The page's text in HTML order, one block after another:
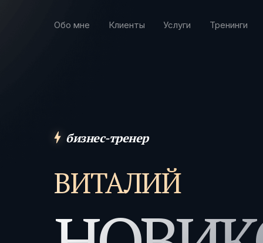
ВИТАЛИЙ
бизнес-тренер
Тренинги
Услуги
Клиенты
Обо мне